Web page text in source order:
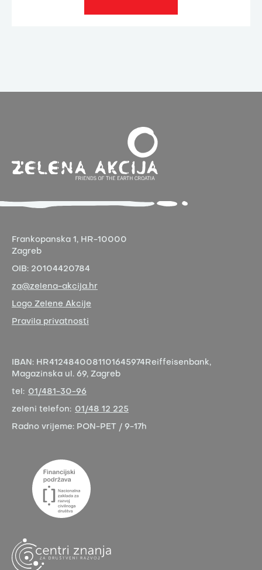
Frankopanska 1, HR-10000
Zagreb
OIB: 20104420784
za@zelena-akcija.hr
Logo Zelene Akcije
Pravila privatnosti
IBAN: HR4124840081101645974 Reiffeisenbank,
Magazinska ul. 69, Zagreb
tel: 01/481-30-96
zeleni telefon: 01/48 12 225
Radno vrijeme: PON-PET / 9-17h